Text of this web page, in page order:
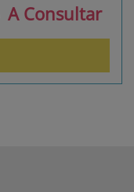
A Consultar